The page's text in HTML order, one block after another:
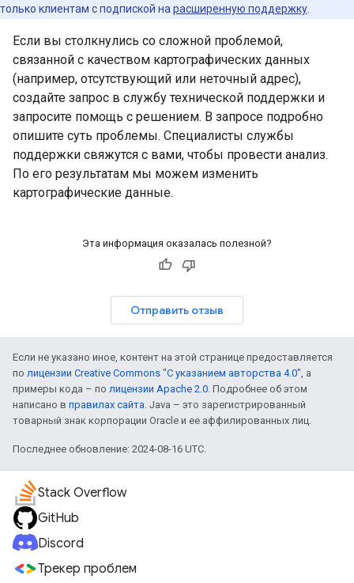
только клиентам с подпиской на расширенную поддержку
Если вы столкнулись со сложной проблемой,
связанной с качеством картографических данных
(например, отсутствующий или неточный адрес),
создайте запрос в службу технической поддержки и
запросите помощь с решением. В запросе подробно
опишите суть проблемы. Специалисты службы
поддержки свяжутся с вами, чтобы провести анализ.
По его результатам мы можем изменить
картографические данные.
Эта информация оказалась полезной?
Отправить отзыв
Если не указано иное, контент на этой странице предоставляется
по лицензии Creative Commons "С указанием авторства 4.0" , а
примеры кода – по лицензии Apache 2.0 . Подробнее об этом
написано в правилах сайта . Java – это зарегистрированный
товарный знак корпорации Oracle и ее аффилированных лиц.
Последнее обновление: 2024-08-16 UTC.
Stack Overflow
GitHub
Discord
Трекер проблем